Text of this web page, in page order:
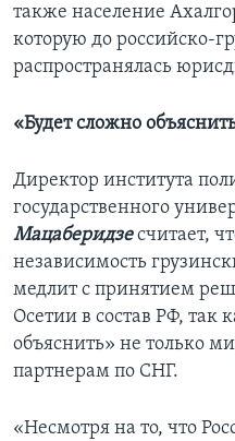
также население
которую до российско-
распространялась
«Будет сложно
Директор института
государственного
Мацаберидзесчитает,
независимость
медлит с принятием
Осетии в состав РФ, так
объяснить» не только
партнерам по СНГ.
«Несмотря на то, что